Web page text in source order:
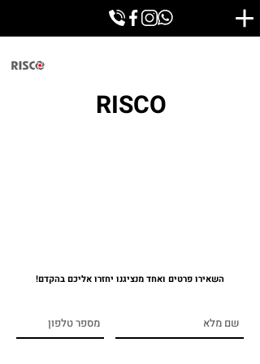
RISCO
השאירו פרטים ואחד מנציגנו יחזרו אליכם בהקדם!